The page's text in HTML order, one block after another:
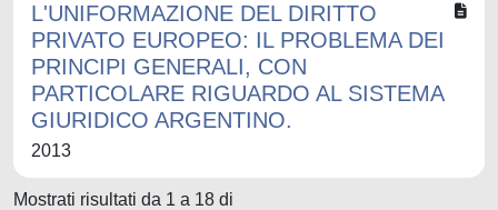
L'UNIFORMAZIONE DEL DIRITTO
PRIVATO EUROPEO: IL PROBLEMA DEI
PRINCIPI GENERALI, CON
PARTICOLARE RIGUARDO AL SISTEMA
GIURIDICO ARGENTINO.
2013
Mostrati risultati da 1 a 18 di